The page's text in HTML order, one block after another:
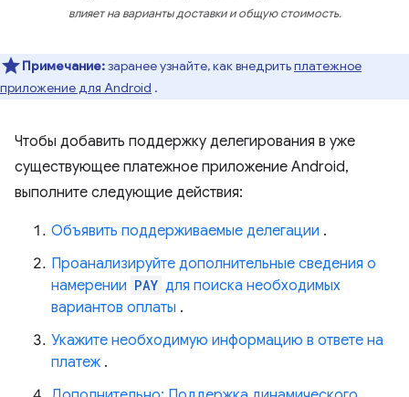
влияет на варианты доставки и общую стоимость.
Примечание:заранее узнайте, как внедритьплатежное
приложение для Android .
Чтобы добавить поддержку делегирования в уже
существующее платежное приложение Android,
выполните следующие действия:
Объявить поддерживаемые делегации .
Проанализируйте дополнительные сведения о
намерении PAY для поиска необходимых
вариантов оплаты .
Укажите необходимую информацию в ответе на
платеж .